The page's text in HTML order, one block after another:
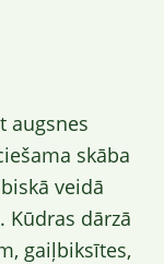
augsnes
skāba
veidā
dārzā
gaiļbiksītes,